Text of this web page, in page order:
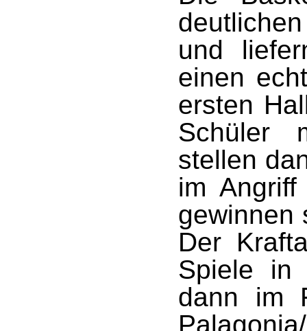
und
einen
ersten
Schüler
stellen
im
gewinnen
Der
Spiele in
dann im